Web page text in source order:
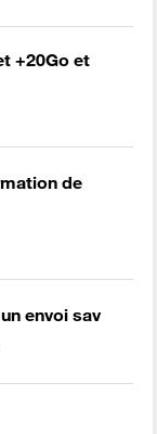
+20Go et
de
envoi sav